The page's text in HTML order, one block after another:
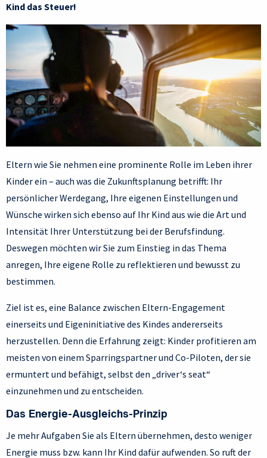
Kind das Steuer!
Eltern wie Sie nehmen eine prominente Rolle im Leben ihrer
Kinder ein – auch was die Zukunftsplanung betrifft: Ihr
persönlicher Werdegang, Ihre eigenen Einstellungen und
Wünsche wirken sich ebenso auf Ihr Kind aus wie die Art und
Intensität Ihrer Unterstützung bei der Berufsfindung.
Deswegen möchten wir Sie zum Einstieg in das Thema
anregen, Ihre eigene Rolle zu reflektieren und bewusst zu
bestimmen.
Ziel ist es, eine Balance zwischen Eltern-Engagement
einerseits und Eigeninitiative des Kindes andererseits
herzustellen. Denn die Erfahrung zeigt: Kinder profitieren am
meisten von einem Sparringspartner und Co-Piloten, der sie
ermuntert und befähigt, selbst den „driver‘s seat“
einzunehmen und zu entscheiden.
Das Energie-Ausgleichs-Prinzip
Je mehr Aufgaben Sie als Eltern übernehmen, desto weniger
Energie muss bzw. kann Ihr Kind dafür aufwenden. So ruft der